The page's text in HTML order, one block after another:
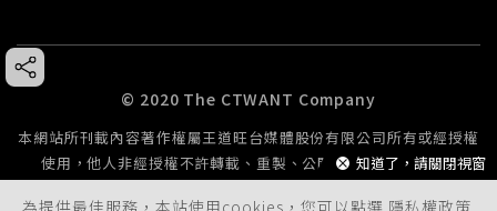
為提供最佳服務，本站使用cookies，您可以點選 隱私權政策
知道了，請關閉視窗
© 2020 The CTWANT Company
本網站所刊載內容著作權屬王道旺台媒體股份有限公司所有或經授權
使用，他人非經授權不許轉載、重製、公開播送或公開傳輸。